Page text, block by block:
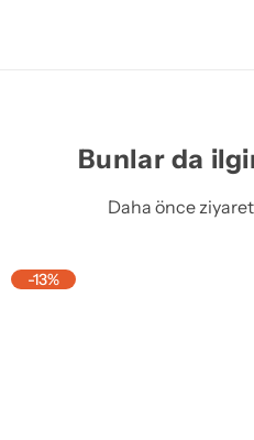
Bunlar da
Daha önce
-13%